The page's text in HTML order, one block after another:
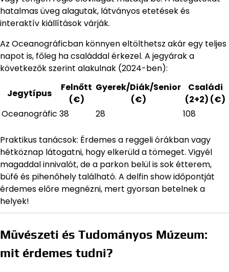
hatalmas üveg alagutak, látványos etetések és
interaktív kiállítások várják.
Az Oceanográficban könnyen eltölthetsz akár egy teljes
napot is, főleg ha családdal érkezel. A jegyárak a
következők szerint alakulnak (2024-ben):
Jegytípus
Felnőtt
(€)
Gyerek/Diák/Senior
(€)
Családi
(2+2) (€)
Oceanográfic 38 28 108
Praktikus tanácsok: Érdemes a reggeli órákban vagy
hétköznap látogatni, hogy elkerüld a tömeget. Vigyél
magaddal innivalót, de a parkon belül is sok étterem,
büfé és pihenőhely található. A delfin show időpontját
érdemes előre megnézni, mert gyorsan betelnek a
helyek!
Művészeti és Tudományos Múzeum:
mit érdemes tudni?